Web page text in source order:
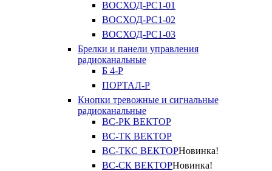
ВОСХОД-РС1-01
ВОСХОД-РС1-02
ВОСХОД-РС1-03
Брелки и панели управления
радиоканальные
Б 4-Р
ПОРТАЛ-Р
Кнопки тревожные и сигнальные
радиоканальные
ВС-РК ВЕКТОР
ВС-ТК ВЕКТОР
ВС-ТКС ВЕКТОРНовинка!
ВС-СК ВЕКТОРНовинка!